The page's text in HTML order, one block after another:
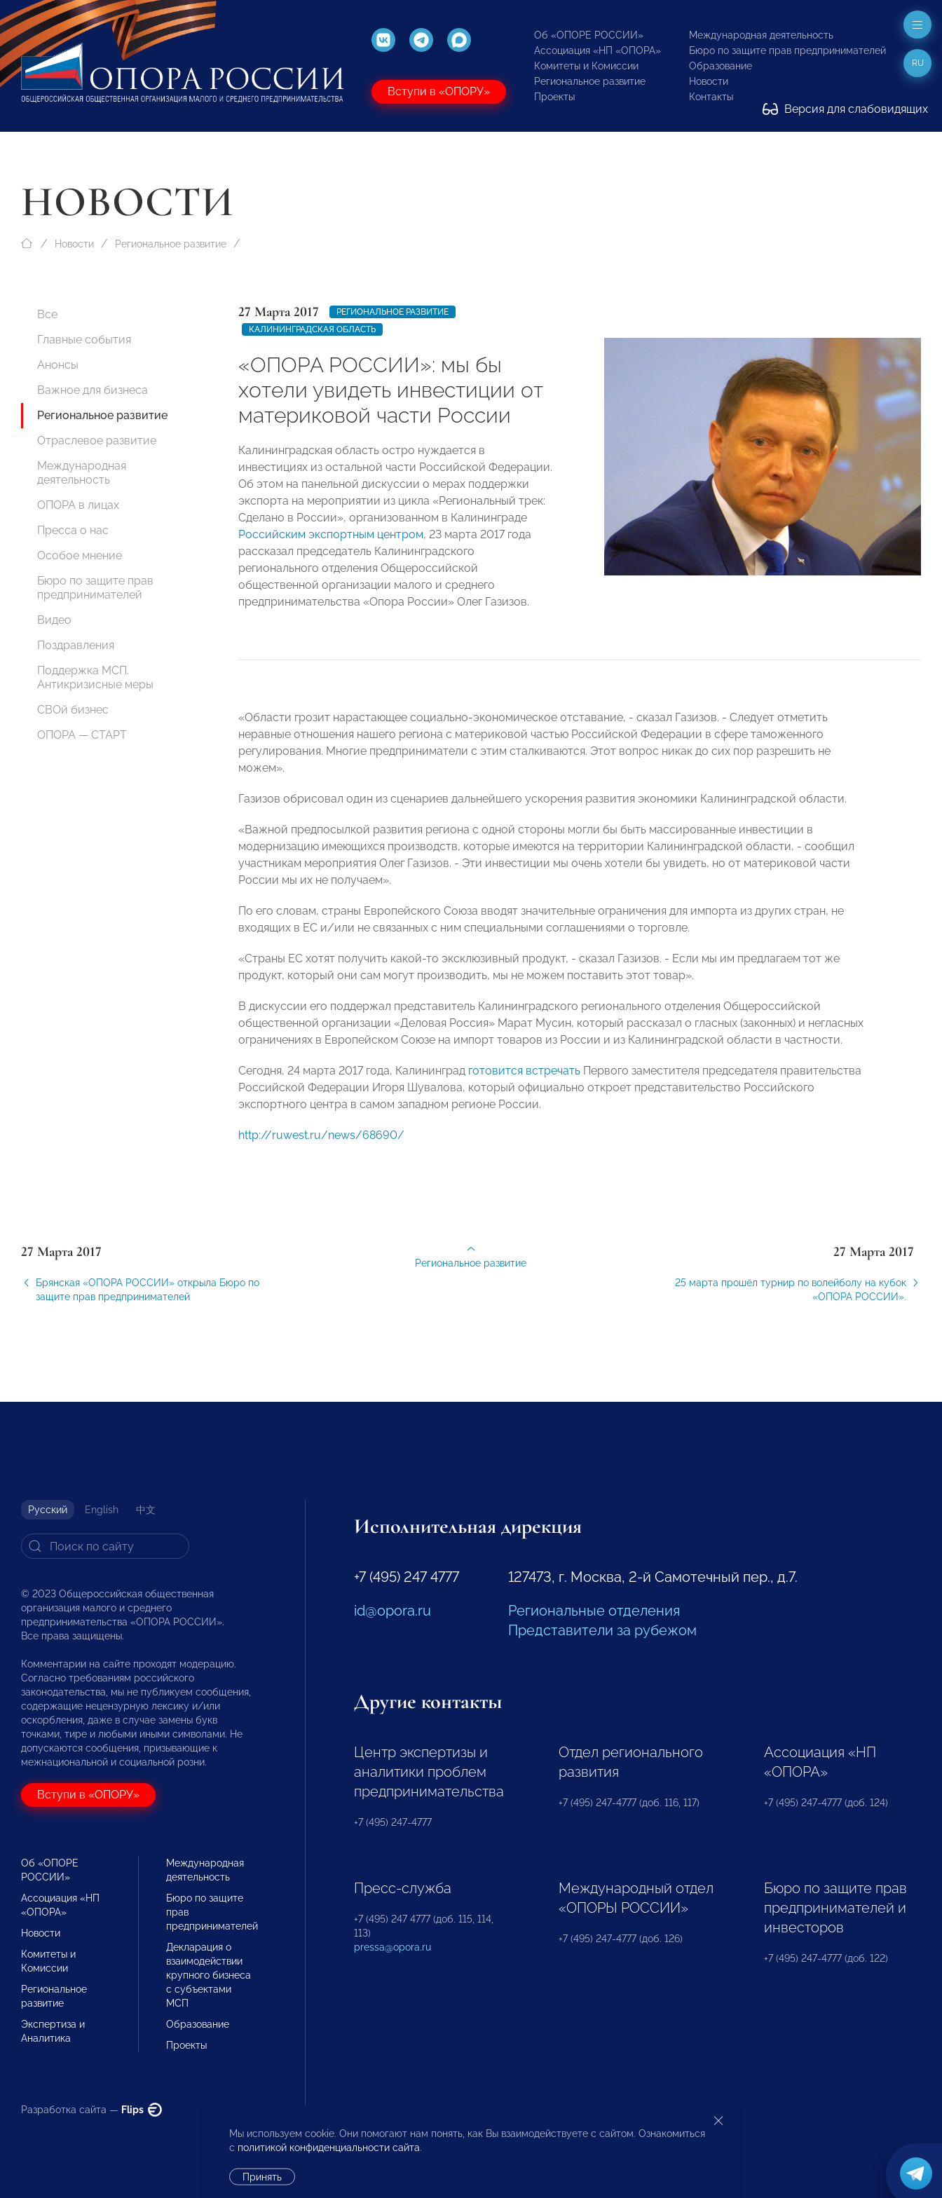
Вступи в «ОПОРУ»
Об «ОПОРЕ РОССИИ»
Ассоциация «НП «ОПОРА»
Комитеты и Комиссии
Региональное развитие
Проекты
Международная деятельность
Бюро по защите прав предпринимателей
Образование
Новости
Контакты
Версия для слабовидящих
RU
НОВОСТИ
Новости Региональное развитие
Все
Главные события
Анонсы
Важное для бизнеса
Региональное развитие
Отраслевое развитие
Международная
деятельность
ОПОРА в лицах
Пресса о нас
Особое мнение
Бюро по защите прав
предпринимателей
Видео
Поздравления
Поддержка МСП.
Антикризисные меры
СВОй бизнес
ОПОРА — СТАРТ
27 Марта 2017
РЕГИОНАЛЬНОЕ РАЗВИТИЕ
КАЛИНИНГРАДСКАЯ ОБЛАСТЬ
«ОПОРА РОССИИ»: мы бы
хотели увидеть инвестиции от
материковой части России
Калининградская область остро нуждается в
инвестициях из остальной части Российской Федерации.
Об этом на панельной дискуссии о мерах поддержки
экспорта на мероприятии из цикла «Региональный трек:
Сделано в России», организованном в Калининграде
Российским экспортным центром, 23 марта 2017 года
рассказал председатель Калининградского
регионального отделения Общероссийской
общественной организации малого и среднего
предпринимательства «Опора России» Олег Газизов.
«Области грозит нарастающее социально-экономическое отставание, - сказал Газизов. - Следует отметить
неравные отношения нашего региона с материковой частью Российской Федерации в сфере таможенного
регулирования. Многие предприниматели с этим сталкиваются. Этот вопрос никак до сих пор разрешить не
можем».
Газизов обрисовал один из сценариев дальнейшего ускорения развития экономики Калининградской области.
«Важной предпосылкой развития региона с одной стороны могли бы быть массированные инвестиции в
модернизацию имеющихся производств, которые имеются на территории Калининградской области, - сообщил
участникам мероприятия Олег Газизов. - Эти инвестиции мы очень хотели бы увидеть, но от материковой части
России мы их не получаем».
По его словам, страны Европейского Союза вводят значительные ограничения для импорта из других стран, не
входящих в ЕС и/или не связанных с ним специальными соглашениями о торговле.
«Страны ЕС хотят получить какой-то эксклюзивный продукт, - сказал Газизов. - Если мы им предлагаем тот же
продукт, который они сам могут производить, мы не можем поставить этот товар».
В дискуссии его поддержал представитель Калининградского регионального отделения Общероссийской
общественной организации «Деловая Россия» Марат Мусин, который рассказал о гласных (законных) и негласных
ограничениях в Европейском Союзе на импорт товаров из России и из Калининградской области в частности.
Сегодня, 24 марта 2017 года, Калининград готовится встречать Первого заместителя председателя правительства
Российской Федерации Игоря Шувалова, который официально откроет представительство Российского
экспортного центра в самом западном регионе России.
http://ruwest.ru/news/68690/
27 Марта 2017
Брянская «ОПОРА РОССИИ» открыла Бюро по
защите прав предпринимателей
27 Марта 2017
25 марта прошёл турнир по волейболу на кубок
«ОПОРА РОССИИ».
Региональное развитие
Русский English 中文
© 2023 Общероссийская общественная
организация малого и среднего
предпринимательства «ОПОРА РОССИИ».
Все права защищены.
Комментарии на сайте проходят модерацию.
Согласно требованиям российского
законодательства, мы не публикуем сообщения,
содержащие нецензурную лексику и/или
оскорбления, даже в случае замены букв
точками, тире и любыми иными символами. Не
допускаются сообщения, призывающие к
межнациональной и социальной розни.
Вступи в «ОПОРУ»
Об «ОПОРЕ
РОССИИ»
Ассоциация «НП
«ОПОРА»
Новости
Комитеты и
Комиссии
Региональное
развитие
Экспертиза и
Аналитика
Международная
деятельность
Бюро по защите
прав
предпринимателей
Декларация о
взаимодействии
крупного бизнеса
с субъектами
МСП
Образование
Проекты
Разработка сайта — Flips
Исполнительная дирекция
+7 (495) 247 4777
id@opora.ru
127473, г. Москва, 2-й Самотечный пер., д.7.
Региональные отделения
Представители за рубежом
Другие контакты
Центр экспертизы и
аналитики проблем
предпринимательства
+7 (495) 247-4777
Отдел регионального
развития
+7 (495) 247-4777 (доб. 116, 117)
Ассоциация «НП
«ОПОРА»
+7 (495) 247-4777 (доб. 124)
Пресс-служба
+7 (495) 247 4777 (доб. 115, 114,
113)
pressa@opora.ru
Международный отдел
«ОПОРЫ РОССИИ»
+7 (495) 247-4777 (доб. 126)
Бюро по защите прав
предпринимателей и
инвесторов
+7 (495) 247-4777 (доб. 122)
Мы используем cookie. Они помогают нам понять, как Вы взаимодействуете с сайтом. Ознакомиться
с политикой конфиденциальности сайта.
Принять